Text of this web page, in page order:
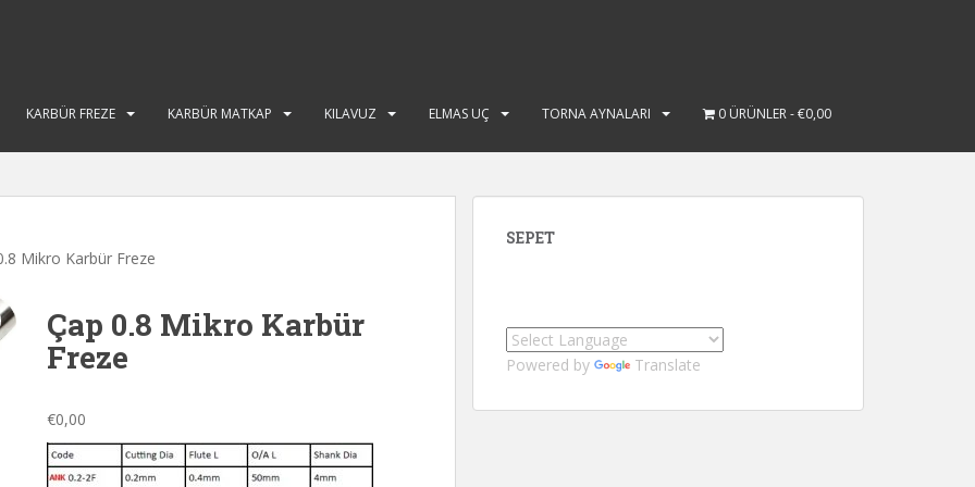
KARBÜR FREZE KARBÜR MATKAP KILAVUZ ELMAS UÇ TORNA AYNALARI 0 ÜRÜNLER €0,00
Mikro Karbür Freze
Çap 0.8 Mikro Karbür
Freze
€0,00
SEPET
Powered by Translate